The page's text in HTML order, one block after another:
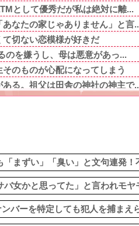
として優秀だが私は絶対に離...
なたの家じゃありません」と言
て切ない恋模様が好きだ
のを嫌うし、母は悪意があっ...
のものが心配になってしまう
る。祖父は田舎の神社の神主で
供達に「肥満！」「肥満だ！」...
高校生、見かねた友人が「人を...
て行く前、布団近くにまだ火の...
まずい」「臭い」と文句連発
バ女かと思ってた」と言われモ
バーを特定しても犯人を捕まえ